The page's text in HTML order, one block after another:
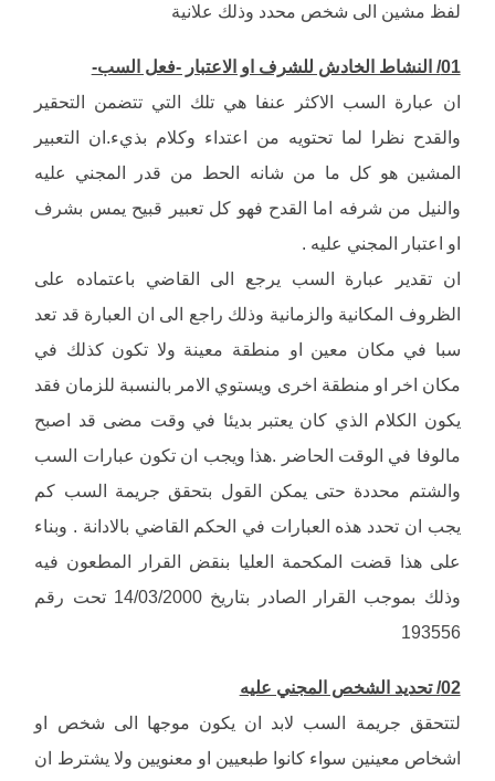
لفظ مشين الى شخص محدد وذلك علانية
01/ النشاط الخادش للشرف او الاعتبار -فعل السب-
ان عبارة السب الاكثر عنفا هي تلك التي تتضمن التحقير
والقدح نظرا لما تحتويه من اعتداء وكلام بذيء.ان التعبير
المشين هو كل ما من شانه الحط من قدر المجني عليه
والنيل من شرفه اما القدح فهو كل تعبير قبيح يمس بشرف
او اعتبار المجني عليه .
ان تقدير عبارة السب يرجع الى القاضي باعتماده على
الظروف المكانية والزمانية وذلك راجع الى ان العبارة قد تعد
سبا في مكان معين او منطقة معينة ولا تكون كذلك في
مكان اخر او منطقة اخرى ويستوي الامر بالنسبة للزمان فقد
يكون الكلام الذي كان يعتبر بديئا في وقت مضى قد اصبح
مالوفا في الوقت الحاضر .هذا ويجب ان تكون عبارات السب
والشتم محددة حتى يمكن القول بتحقق جريمة السب كم
يجب ان تحدد هذه العبارات في الحكم القاضي بالادانة . وبناء
على هذا قضت المكحمة العليا بنقض القرار المطعون فيه
وذلك بموجب القرار الصادر بتاريخ 14/03/2000 تحت رقم
193556
02/ تحديد الشخص المجني عليه
لتتحقق جريمة السب لابد ان يكون موجها الى شخص او
اشخاص معينين سواء كانوا طبعيين او معنويين ولا يشترط ان